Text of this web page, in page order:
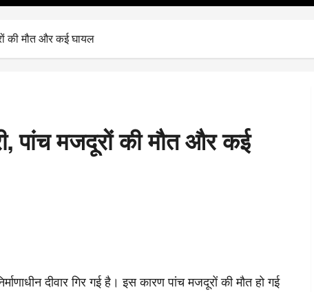
की मौत और कई घायल
पांच मजदूरों की मौत और कई
दीवार गिर गई है। इस कारण पांच मजदूरों की मौत हो गई